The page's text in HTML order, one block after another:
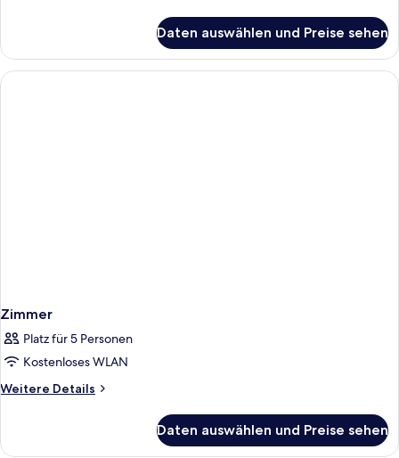
anzeigen
Suite
Forest
View
Daten auswählen und Preise sehen
Zimmer
Platz für 5 Personen
Kostenloses WLAN
Weitere Details
Weitere
Daten auswählen und Preise sehen